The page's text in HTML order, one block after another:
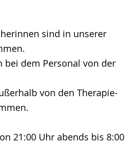
sind in unserer
bei dem Personal von der
von den Therapie-
21:00 Uhr abends bis 8:00